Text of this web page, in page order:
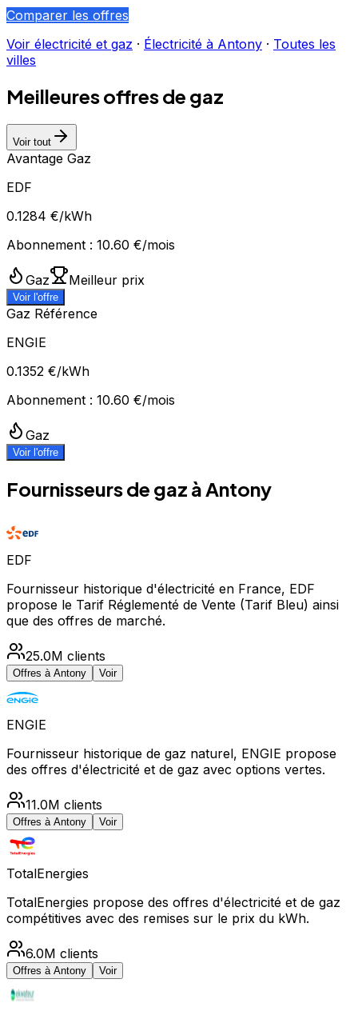
Comparer les offres
Voir électricité et gaz · Électricité à Antony · Toutes les
villes
Meilleures offres de gaz
Voir tout
Avantage Gaz
EDF
0.1284 €/kWh
Abonnement : 10.60 €/mois
Gaz Meilleur prix
Voir l'offre
Gaz Référence
ENGIE
0.1352 €/kWh
Abonnement : 10.60 €/mois
Gaz
Voir l'offre
Fournisseurs de gaz à Antony
EDF
Fournisseur historique d'électricité en France, EDF
propose le Tarif Réglementé de Vente (Tarif Bleu) ainsi
que des offres de marché.
25.0M clients
Offres à Antony Voir
ENGIE
Fournisseur historique de gaz naturel, ENGIE propose
des offres d'électricité et de gaz avec options vertes.
11.0M clients
Offres à Antony Voir
TotalEnergies
TotalEnergies propose des offres d'électricité et de gaz
compétitives avec des remises sur le prix du kWh.
6.0M clients
Offres à Antony Voir